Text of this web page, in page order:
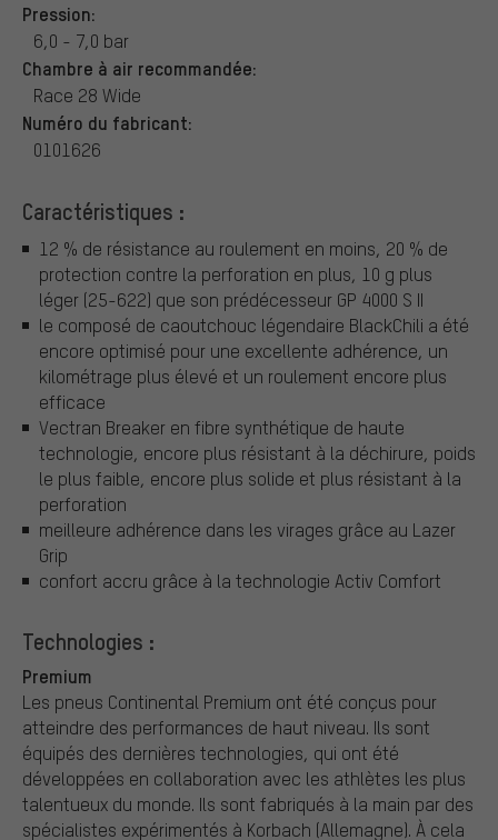
Pression:
6,0 - 7,0 bar
Chambre à air recommandée:
Race 28 Wide
Numéro du fabricant:
0101626
Caractéristiques :
12 % de résistance au roulement en moins, 20 % de
protection contre la perforation en plus, 10 g plus
léger (25-622) que son prédécesseur GP 4000 S II
le composé de caoutchouc légendaire BlackChili a été
encore optimisé pour une excellente adhérence, un
kilométrage plus élevé et un roulement encore plus
efficace
Vectran Breaker en fibre synthétique de haute
technologie, encore plus résistant à la déchirure, poids
le plus faible, encore plus solide et plus résistant à la
perforation
meilleure adhérence dans les virages grâce au Lazer
Grip
confort accru grâce à la technologie Activ Comfort
Technologies :
Premium
Les pneus Continental Premium ont été conçus pour
atteindre des performances de haut niveau. Ils sont
équipés des dernières technologies, qui ont été
développées en collaboration avec les athlètes les plus
talentueux du monde. Ils sont fabriqués à la main par des
spécialistes expérimentés à Korbach (Allemagne). À cela